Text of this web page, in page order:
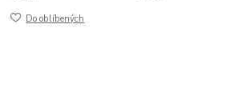
Do oblíbených